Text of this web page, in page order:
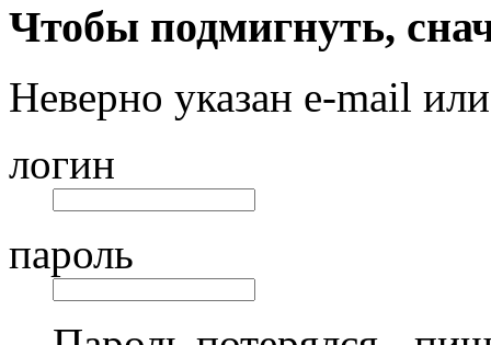
Чтобы подмигнуть,
Неверно указан e-mail
логин
пароль